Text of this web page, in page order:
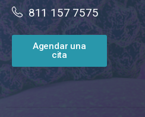
811 157 7575
Agendar una
cita